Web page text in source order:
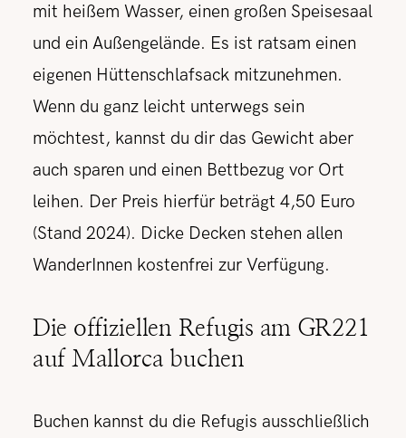
mit heißem Wasser, einen großen Speisesaal
und ein Außengelände. Es ist ratsam einen
eigenen Hüttenschlafsack mitzunehmen.
Wenn du ganz leicht unterwegs sein
möchtest, kannst du dir das Gewicht aber
auch sparen und einen Bettbezug vor Ort
leihen. Der Preis hierfür beträgt 4,50 Euro
(Stand 2024). Dicke Decken stehen allen
WanderInnen kostenfrei zur Verfügung.
Die offiziellen Refugis am GR221
auf Mallorca buchen
Buchen kannst du die Refugis ausschließlich